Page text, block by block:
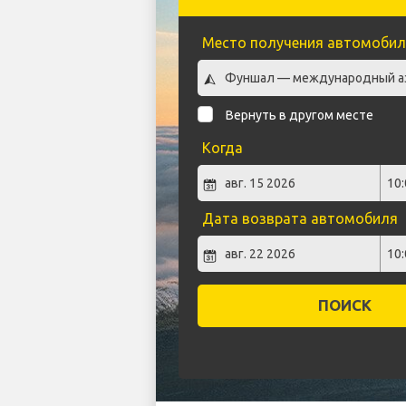
Место получения
Вернуть в другом месте
Когда
Дата возврата автомобиля
ПОИСК